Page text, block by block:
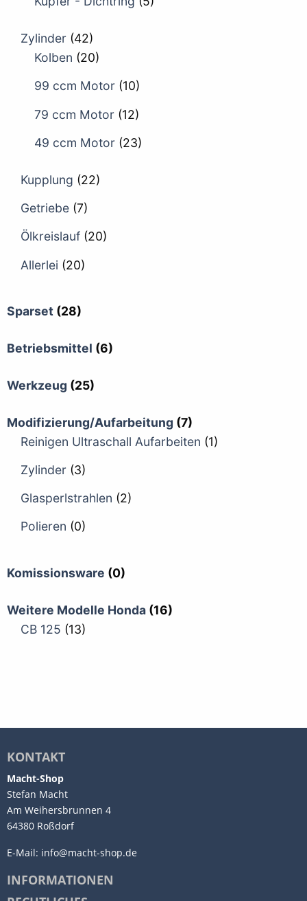
Zylinder (42)
Kolben (20)
99 ccm Motor (10)
79 ccm Motor (12)
49 ccm Motor (23)
Kupplung (22)
Getriebe (7)
Ölkreislauf (20)
Allerlei (20)
Sparset (28)
Betriebsmittel (6)
Werkzeug (25)
Modifizierung/Aufarbeitung (7)
Reinigen Ultraschall Aufarbeiten (1)
Zylinder (3)
Glasperlstrahlen (2)
Polieren (0)
Komissionsware (0)
Weitere Modelle Honda (16)
CB 125 (13)
KONTAKT
Macht-Shop
Stefan Macht
Am Weihersbrunnen 4
64380 Roßdorf
E-Mail: info@macht-shop.de
INFORMATIONEN